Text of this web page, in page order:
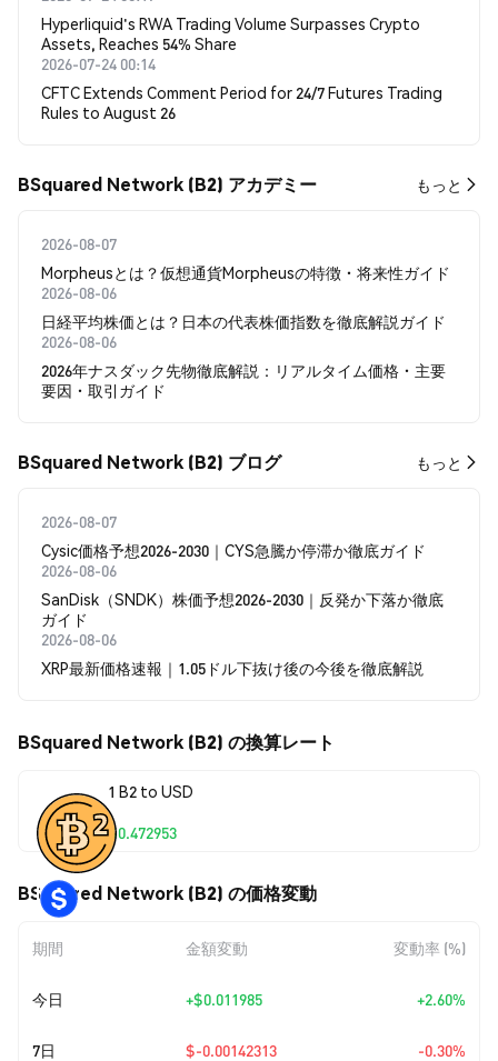
Hyperliquid's RWA Trading Volume Surpasses Crypto
Assets, Reaches 54% Share
2026-07-24 00:14
CFTC Extends Comment Period for 24/7 Futures Trading
Rules to August 26
BSquared Network (B2) アカデミー もっと
2026-08-07
Morpheusとは？仮想通貨Morpheusの特徴・将来性ガイド
2026-08-06
日経平均株価とは？日本の代表株価指数を徹底解説ガイド
2026-08-06
2026年ナスダック先物徹底解説：リアルタイム価格・主要
要因・取引ガイド
BSquared Network (B2) ブログ もっと
2026-08-07
Cysic価格予想2026-2030｜CYS急騰か停滞か徹底ガイド
2026-08-06
SanDisk（SNDK）株価予想2026-2030｜反発か下落か徹底
ガイド
2026-08-06
XRP最新価格速報｜1.05ドル下抜け後の今後を徹底解説
BSquared Network (B2) の換算レート
1 B2 to USD
$0.472953
BSquared Network (B2) の価格変動
期間 金額変動 変動率 (%)
今日 +$0.011985 +2.60%
7日 $-0.00142313 -0.30%